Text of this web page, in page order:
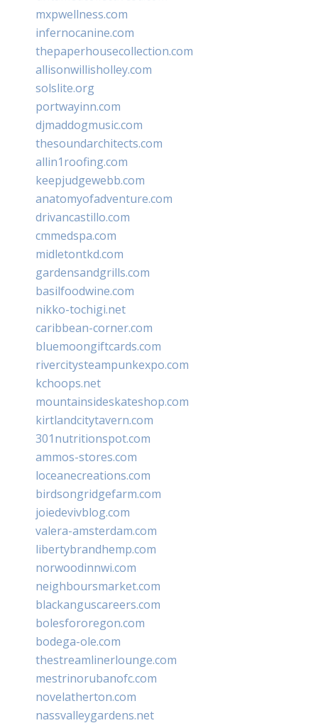
mxpwellness.com
infernocanine.com
thepaperhousecollection.com
allisonwillisholley.com
solslite.org
portwayinn.com
djmaddogmusic.com
thesoundarchitects.com
allin1roofing.com
keepjudgewebb.com
anatomyofadventure.com
drivancastillo.com
cmmedspa.com
midletontkd.com
gardensandgrills.com
basilfoodwine.com
nikko-tochigi.net
caribbean-corner.com
bluemoongiftcards.com
rivercitysteampunkexpo.com
kchoops.net
mountainsideskateshop.com
kirtlandcitytavern.com
301nutritionspot.com
ammos-stores.com
loceanecreations.com
birdsongridgefarm.com
joiedevivblog.com
valera-amsterdam.com
libertybrandhemp.com
norwoodinnwi.com
neighboursmarket.com
blackanguscareers.com
bolesfororegon.com
bodega-ole.com
thestreamlinerlounge.com
mestrinorubanofc.com
novelatherton.com
nassvalleygardens.net